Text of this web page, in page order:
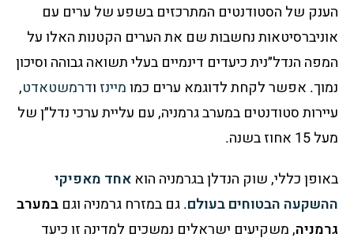
הענק של הסטודנטים המתרכזים בשפע של ערים עם
אוניברסיטאות נחשבות שם את הערים הקטנות האלו על
המפה הנדל״נית כיעדים דינמיים בעלי תשואה גבוהה וסיכון
נמוך. אפשר לקחת לדוגמא ערים כמומיינז ודרמשטאדט,
עיירות סטודנטים במערב גרמניה, עם עליית ערכי נדל״ן של
מעל 15 אחוז בשנה.
באופן כללי, שוק הנדלן בגרמניה הוא אחד מאפיקי
ההשקעה הבטוחים בעולם. גם במזרח גרמניה וגם במערב
גרמניה, משקיעים ישראלים נמשכים למדינה זו כיעד